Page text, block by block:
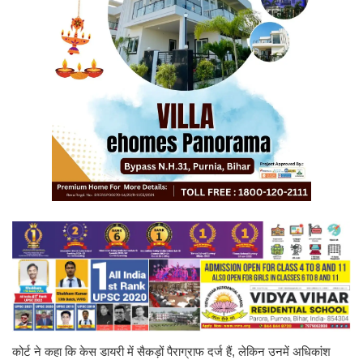
कोर्ट ने कहा कि केस डायरी में सैकड़ों पैराग्राफ दर्ज हैं, लेकिन उनमें अधिकांश